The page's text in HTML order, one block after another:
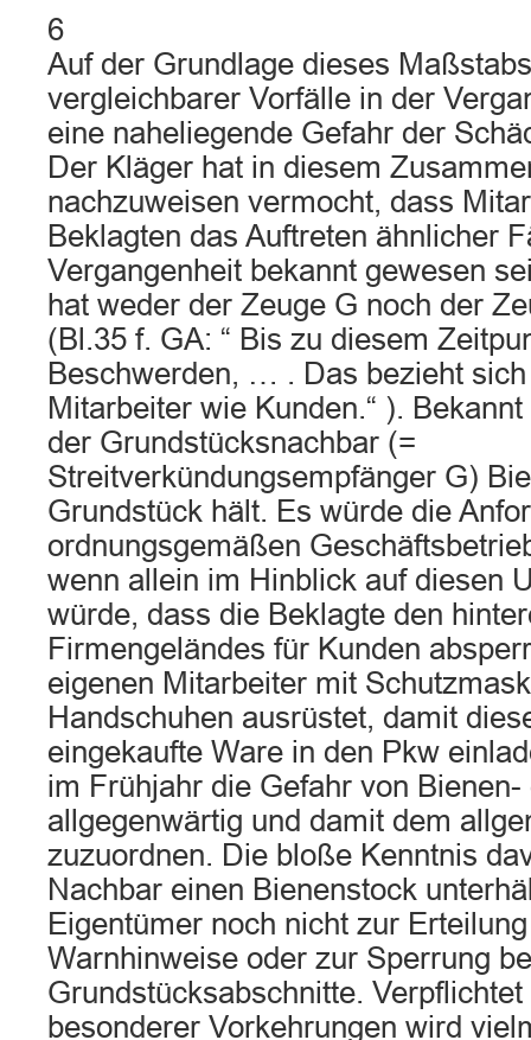
6
Auf der Grundlage dieses
vergleichbarer Vorfälle in der
eine naheliegende Gefahr der
Der Kläger hat in diesem
nachzuweisen vermocht, dass
Beklagten das Auftreten ähnlicher
Vergangenheit bekannt gewesen
hat weder der Zeuge G noch der
(Bl.35 f. GA: “ Bis zu diesem
Beschwerden, … . Das bezieht
Mitarbeiter wie Kunden.“ ).
der Grundstücksnachbar (=
Streitverkündungsempfänger G)
Grundstück hält. Es würde die
ordnungsgemäßen
wenn allein im Hinblick auf diesen
würde, dass die Beklagte den
Firmengeländes für Kunden
eigenen Mitarbeiter mit
Handschuhen ausrüstet, damit
eingekaufte Ware in den Pkw
im Frühjahr die Gefahr von
allgegenwärtig und damit dem
zuzuordnen. Die bloße Kenntnis
Nachbar einen Bienenstock
Eigentümer noch nicht zur
Warnhinweise oder zur Sperrung
Grundstücksabschnitte.
besonderer Vorkehrungen wird